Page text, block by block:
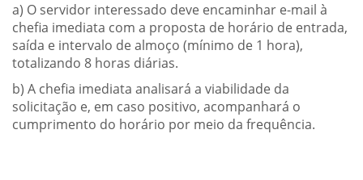
a) O servidor interessado deve encaminhar e-mail à
chefia imediata com a proposta de horário de entrada,
saída e intervalo de almoço (mínimo de 1 hora),
totalizando 8 horas diárias.
b) A chefia imediata analisará a viabilidade da
solicitação e, em caso positivo, acompanhará o
cumprimento do horário por meio da frequência.